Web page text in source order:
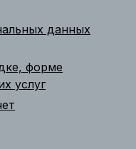
данных
форме
услуг